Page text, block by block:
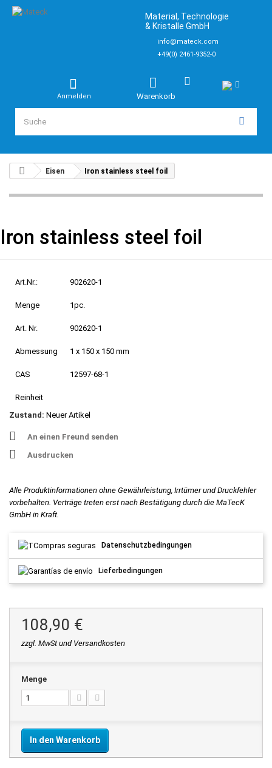
Material, Technologie
& Kristalle GmbH
info@mateck.com
+49(0) 2461-9352-0
Warenkorb
Anmelden
Eisen Iron stainless steel foil
Iron stainless steel foil
Art.Nr.: 902620-1
Menge 1pc.
Art. Nr. 902620-1
Abmessung 1 x 150 x 150 mm
CAS 12597-68-1
Reinheit
Zustand: Neuer Artikel
An einen Freund senden
Ausdrucken
Alle Produktinformationen ohne Gewährleistung, Irrtümer und Druckfehler
vorbehalten. Verträge treten erst nach Bestätigung durch die MaTecK
GmbH in Kraft.
Datenschutzbedingungen
Lieferbedingungen
108,90 €
zzgl. MwSt und Versandkosten
Menge
In den Warenkorb